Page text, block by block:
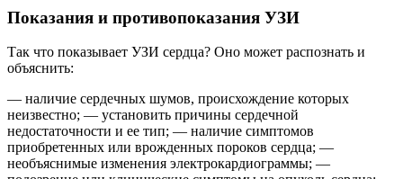
Показания и противопоказания УЗИ
Так что показывает УЗИ сердца? Оно может распознать и
объяснить:
— наличие сердечных шумов, происхождение которых
неизвестно; — установить причины сердечной
недостаточности и ее тип; — наличие симптомов
приобретенных или врожденных пороков сердца; —
необъяснимые изменения электрокардиограммы; —